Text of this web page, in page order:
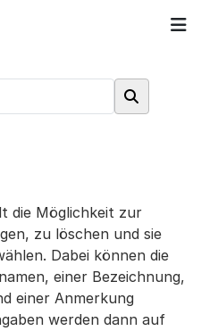
die Möglichkeit zur
zu löschen und sie
Dabei können die
einer Bezeichnung,
einer Anmerkung
werden dann auf